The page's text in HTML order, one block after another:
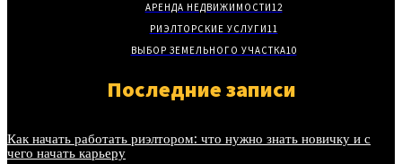
АРЕНДА НЕДВИЖИМОСТИ12
РИЭЛТОРСКИЕ УСЛУГИ11
ВЫБОР ЗЕМЕЛЬНОГО УЧАСТКА10
Последние записи
Как начать работать риэлтором: что нужно знать новичку и с
чего начать карьеру